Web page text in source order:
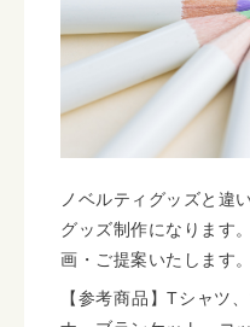
ノベルティグッズと違
グッズ制作になります
画・ご提案いたします。
【参考商品】Tシャツ